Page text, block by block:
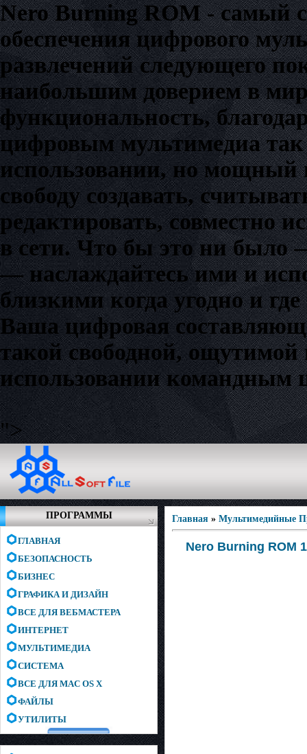
Nero Burning ROM - самый
обеспечения цифрового
развлечений следующего
наибольшим доверием в
функциональность,
цифровым мультимедиа так
использовании, но мощный
свободу создавать,
редактировать, совместно
в сети. Что бы это ни было
— наслаждайтесь ими и
близкими когда угодно и где
Ваша цифровая
такой свободной,
использовании командным
">
ПРОГРАММЫ
ГЛАВНАЯ
БЕЗОПАСНОСТЬ
БИЗНЕС
ГРАФИКА И ДИЗАЙН
ВСЕ ДЛЯ ВЕБМАСТЕРА
ИНТЕРНЕТ
МУЛЬТИМЕДИА
СИСТЕМА
ВСЕ ДЛЯ MAC OS X
ФАЙЛЫ
УТИЛИТЫ
Главная » Мультимедийные
Nero Burning ROM